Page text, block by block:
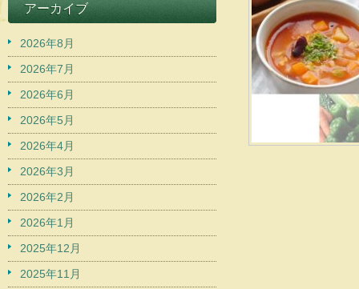
アーカイブ
2026年8月
2026年7月
2026年6月
2026年5月
2026年4月
2026年3月
2026年2月
2026年1月
2025年12月
2025年11月